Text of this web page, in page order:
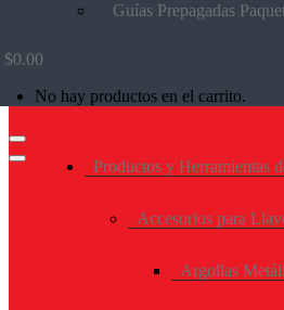
Guías Prepagadas
$0.00
No hay productos en el carrito.
Productos y Herramientas
Accesorios para
Argollas